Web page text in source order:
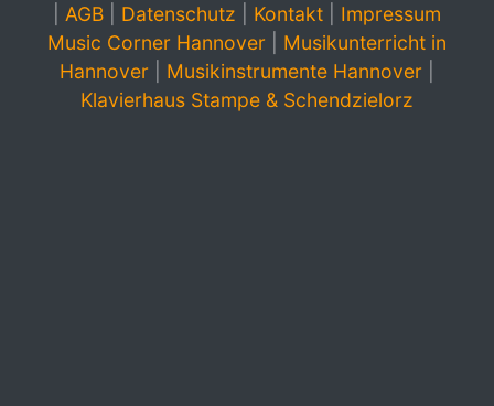
AGB Datenschutz Kontakt
Impressum
Music Corner Hannover
Musikunterricht in
Hannover
Musikinstrumente Hannover
Klavierhaus Stampe & Schendzielorz